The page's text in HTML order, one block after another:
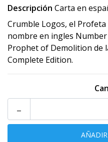
Descripción Carta en
Crumble Logos, el
nombre en ingles
Prophet of Demolition de
Complete Edition.
-